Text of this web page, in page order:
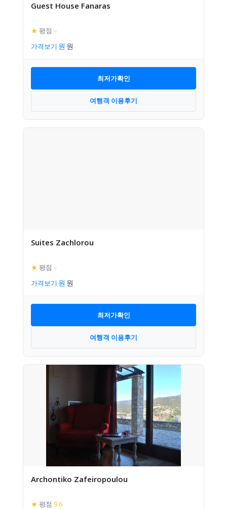
Guest House Fanaras
★ 평점 –
가격보기
최저가확인
여행객 이용후기
Suites Zachlorou
★ 평점 –
가격보기
최저가확인
여행객 이용후기
Archontiko Zafeiropoulou
★ 평점 9.6